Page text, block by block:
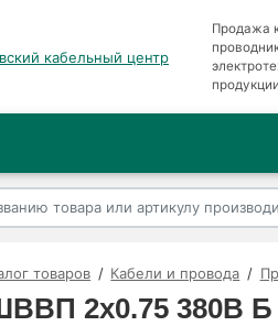
Продажа
продукции
товаров Кабели и провода
2х0.75 380В Б